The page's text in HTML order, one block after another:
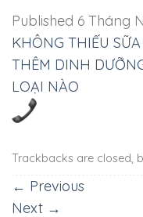
Published 6 Tháng
KHÔNG THIẾU
THÊM DINH
LOẠI NÀO
Trackbacks are closed,
← Previous
Next →